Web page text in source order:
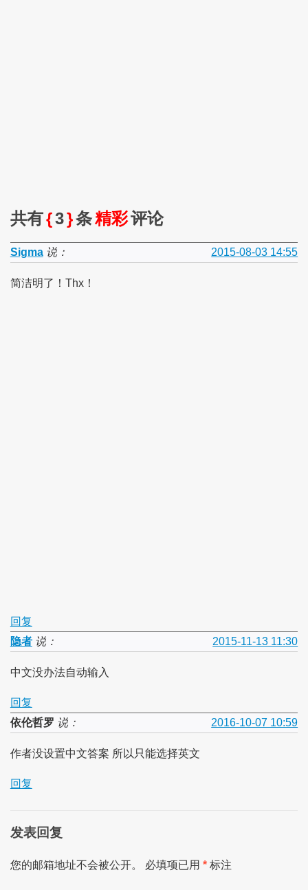
共有{3}条精彩评论
Sigma说： 2015-08-03 14:55
简洁明了！Thx！
回复
隐者说： 2015-11-13 11:30
中文没办法自动输入
回复
依伦哲罗 说： 2016-10-07 10:59
作者没设置中文答案 所以只能选择英文
回复
发表回复
您的邮箱地址不会被公开。 必填项已用 *标注